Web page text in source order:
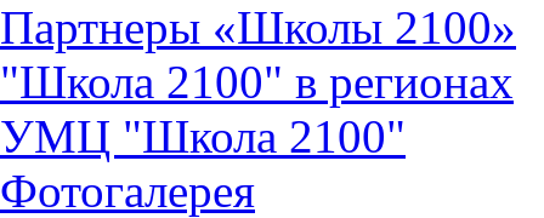
Партнеры «Школы 2100»
"Школа 2100" в регионах
УМЦ "Школа 2100"
Фотогалерея